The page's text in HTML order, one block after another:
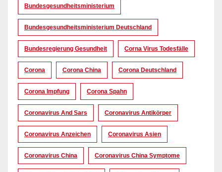
Bundesgesundheitsministerium
Bundesgesundheitsministerium Deutschland
Bundesregierung Gesundheit Corna Virus Todesfälle
Corona Corona China Corona Deutschland
Corona Impfung Corona Spahn
Coronavirus And Sars Coronavirus Antikörper
Coronavirus Anzeichen Coronavirus Asien
Coronavirus China Coronavirus China Symptome